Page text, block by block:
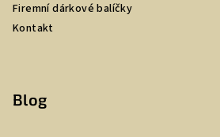
Firemní dárkové balíčky
Kontakt
Blog